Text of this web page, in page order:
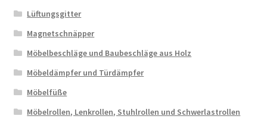
Lüftungsgitter
Magnetschnäpper
Möbelbeschläge und Baubeschläge aus Holz
Möbeldämpfer und Türdämpfer
Möbelfüße
Möbelrollen, Lenkrollen, Stuhlrollen und Schwerlastrollen